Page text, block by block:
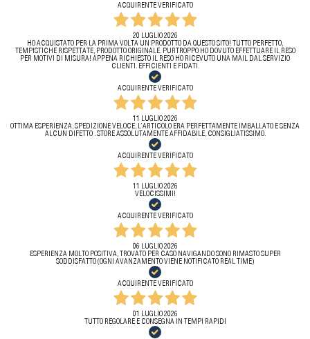
ACQUIRENTE VERIFICATO
20 LUGLIO 2026
HO ACQUISTATO PER LA PRIMA VOLTA UN PRODOTTO DA QUESTO SITO! TUTTO PERFETTO,
TEMPISTICHE RISPETTATE, PRODOTTO ORIGINALE. PURTROPPO HO DOVUTO EFFETTUARE IL RESO
PER MOTIVI DI MISURA! APPENA RICHIESTO IL RESO HO RICEVUTO UNA MAIL DAL SERVIZIO
CLIENTI. EFFICIENTI E FIDATI.
ACQUIRENTE VERIFICATO
11 LUGLIO 2026
OTTIMA ESPERIENZA, SPEDIZIONE VELOCE, L’ARTICOLO ERA PERFETTAMENTE IMBALLATO E SENZA
ALCUN DIFETTO . STORE ASSOLUTAMENTE AFFIDABILE, CONSIGLIATISSIMO.
ACQUIRENTE VERIFICATO
11 LUGLIO 2026
VELOCISSIMI!
ACQUIRENTE VERIFICATO
06 LUGLIO 2026
ESPERIENZA MOLTO POSITIVA, TROVATO PER CASO NAVIGANDO SONO RIMASTO SUPER
SODDISFATTO (OGNI AVANZAMENTO VIENE NOTIFICATO REAL TIME)
ACQUIRENTE VERIFICATO
01 LUGLIO 2026
TUTTO REGOLARE E CONSEGNA IN TEMPI RAPIDI